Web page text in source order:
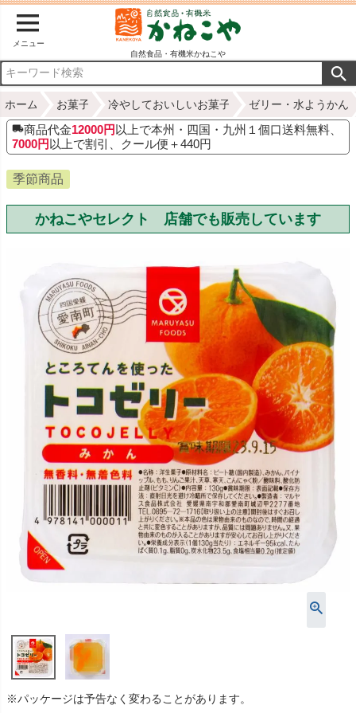
メニュー
自然食品・有機米かねこや
ホーム お菓子 冷やしておいしいお菓子 ゼリー・水ようかん
商品代金12000円 以上で本州・四国・九州１個口送料無料、
7000円 以上で割引、クール便＋440円
季節商品
かねこやセレクト 店舗でも販売しています
※パッケージは予告なく変わることがあります。